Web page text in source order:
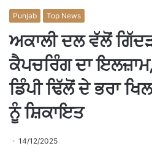
Punjab Top News
ਅਕਾਲੀ ਦਲ ਵੱਲੋਂ
ਕੈਪਚਰਿੰਗ ਦਾ
ਡਿੰਪੀ ਢਿੱਲੋਂ ਦੇ ਭਰਾ
ਨੂੰ ਸ਼ਿਕਾਇਤ
14/12/2025